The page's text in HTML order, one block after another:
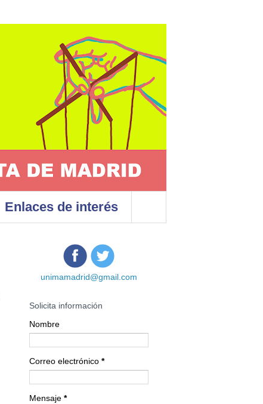
Enlaces de interés
unimamadrid@gmail.com
Solicita información
Nombre
Correo electrónico *
Mensaje *